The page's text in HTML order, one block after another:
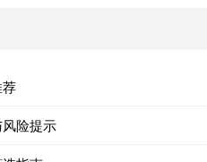
险提示